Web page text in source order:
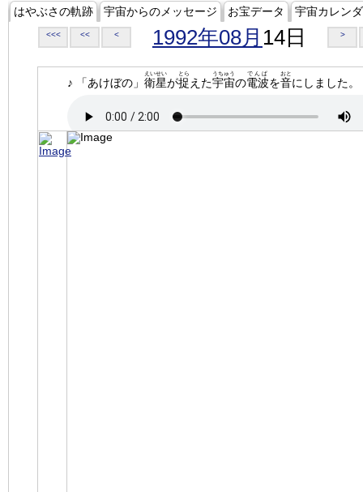
はやぶさの軌跡 宇宙からのメッセージ お宝データ 宇宙カレン
<<< << < 1992年08月 14日 >
♪ 「あけぼの」 衛星
えいせい
が捉
とら
えた宇宙
うちゅう
の電波
でんぱ
を音
おと
にしました。